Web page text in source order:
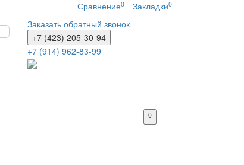
Сравнение0 Закладки0
Заказать обратный звонок
+7 (423) 205-30-94
+7 (914) 962-83-99
0